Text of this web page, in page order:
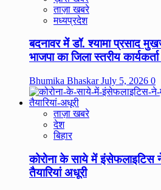
ताज़ा खबरे
मध्यप्रदेश
बदनावर में डॉ. श्यामा प्रसाद
भाजपा का जिला स्तरीय
Bhumika BhaskarJuly 5, 2026 0
ताज़ा खबरे
देश
बिहार
कोरोना के साये में
तैयारियां अधूरी